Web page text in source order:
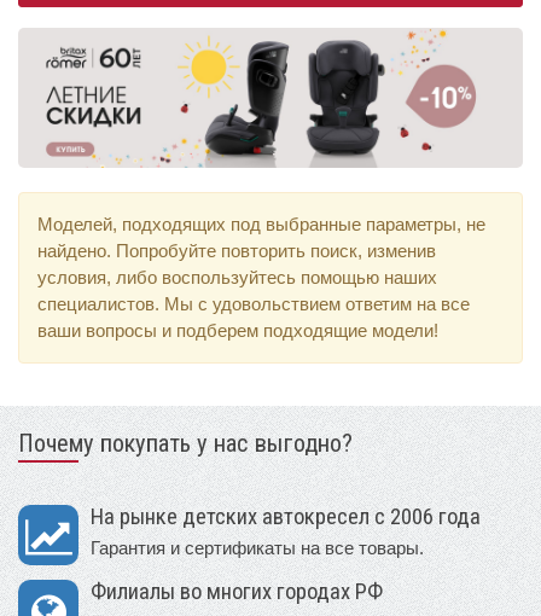
Моделей, подходящих под выбранные параметры, не
найдено. Попробуйте повторить поиск, изменив
условия, либо воспользуйтесь помощью наших
специалистов. Мы с удовольствием ответим на все
ваши вопросы и подберем подходящие модели!
Почему покупать у нас выгодно?
На рынке детских автокресел с 2006 года
Гарантия и сертификаты на все товары.
Филиалы во многих городах РФ